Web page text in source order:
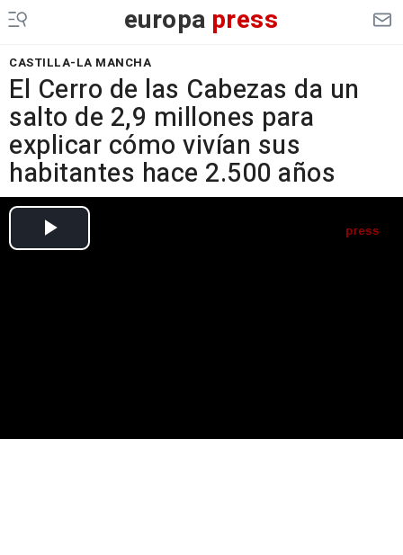
europa press
CASTILLA-LA MANCHA
El Cerro de las Cabezas da un
salto de 2,9 millones para
explicar cómo vivían sus
habitantes hace 2.500 años